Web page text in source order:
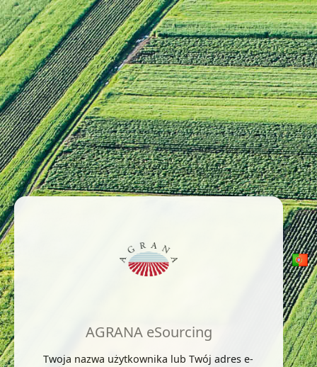
AGRANA eSourcing
Twoja nazwa użytkownika lub Twój adres e-